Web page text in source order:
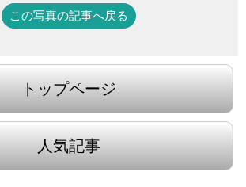
この写真の記事へ戻る
トップページ
人気記事